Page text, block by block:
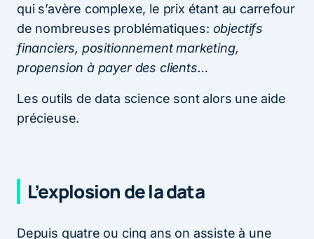
qui s’avère complexe, le prix étant au carrefour
de nombreuses problématiques: objectifs
financiers, positionnement marketing,
propension à payer des clients…
Les outils de data science sont alors une aide
précieuse.
L’explosion de la data
Depuis quatre ou cinq ans on assiste à une